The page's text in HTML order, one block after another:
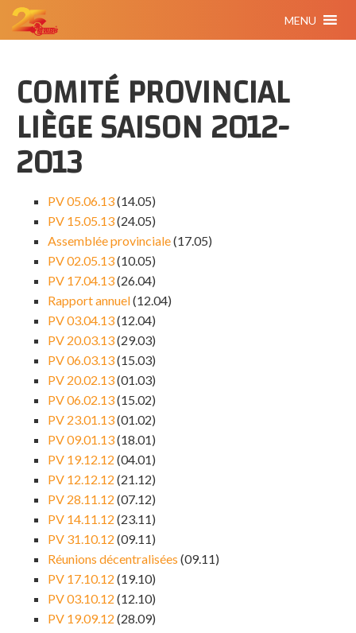
MENU
COMITÉ PROVINCIAL
LIÈGE SAISON 2012-
2013
PV 05.06.13(14.05)
PV 15.05.13(24.05)
Assemblée provinciale(17.05)
PV 02.05.13(10.05)
PV 17.04.13(26.04)
Rapport annuel(12.04)
PV 03.04.13(12.04)
PV 20.03.13(29.03)
PV 06.03.13(15.03)
PV 20.02.13(01.03)
PV 06.02.13(15.02)
PV 23.01.13(01.02)
PV 09.01.13(18.01)
PV 19.12.12 (04.01)
PV 12.12.12 (21.12)
PV 28.11.12 (07.12)
PV 14.11.12 (23.11)
PV 31.10.12 (09.11)
Réunions décentralisées (09.11)
PV 17.10.12 (19.10)
PV 03.10.12 (12.10)
PV 19.09.12 (28.09)